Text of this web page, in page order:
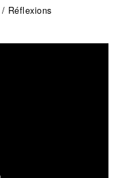
/ Réflexions